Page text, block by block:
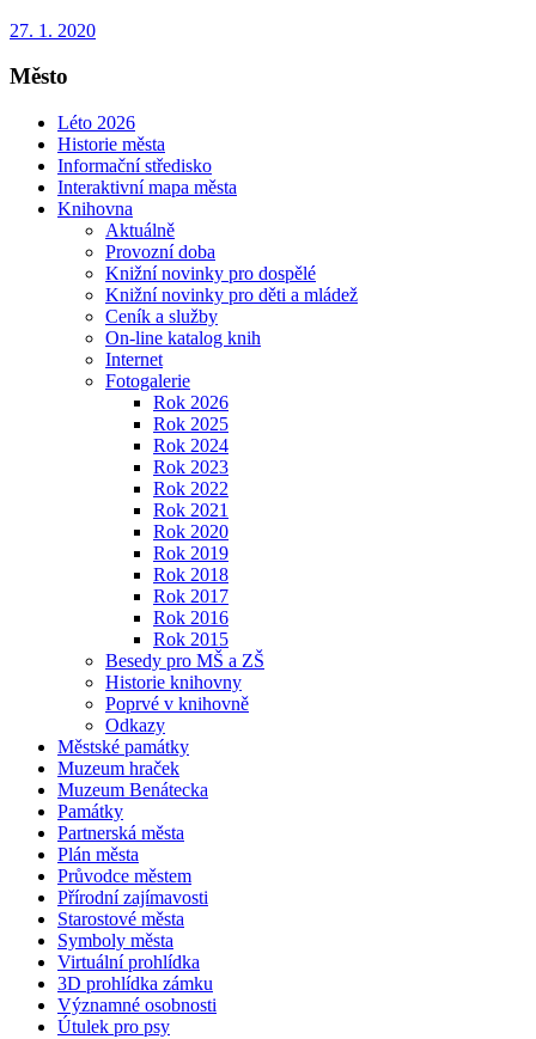
27. 1. 2020
Město
Léto 2026
Historie města
Informační středisko
Interaktivní mapa města
Knihovna
Aktuálně
Provozní doba
Knižní novinky pro dospělé
Knižní novinky pro děti a mládež
Ceník a služby
On-line katalog knih
Internet
Fotogalerie
Rok 2026
Rok 2025
Rok 2024
Rok 2023
Rok 2022
Rok 2021
Rok 2020
Rok 2019
Rok 2018
Rok 2017
Rok 2016
Rok 2015
Besedy pro MŠ a ZŠ
Historie knihovny
Poprvé v knihovně
Odkazy
Městské památky
Muzeum hraček
Muzeum Benátecka
Památky
Partnerská města
Plán města
Průvodce městem
Přírodní zajímavosti
Starostové města
Symboly města
Virtuální prohlídka
3D prohlídka zámku
Významné osobnosti
Útulek pro psy